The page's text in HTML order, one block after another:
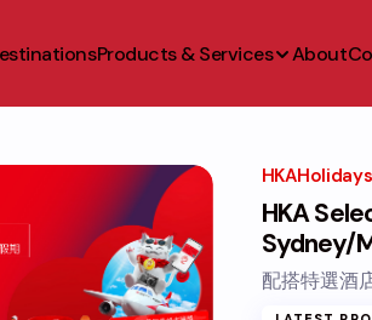
Products & Services About
HKAHolidays
HKA
Sydney/
配搭特選酒